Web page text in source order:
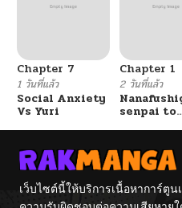
Chapter 7
1 วันที่แล้ว
Social Anxiety
Vs Yuri
Chapter 1
2 วันที่แล้ว
senpai to
เว็บไซต์นี้ให้บริการเนื้อหาการ์ตู